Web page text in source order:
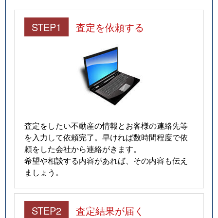
STEP1 査定を依頼する
査定をしたい不動産の情報とお客様の連絡先等
を入力して依頼完了。早ければ数時間程度で依
頼をした会社から連絡がきます。
希望や相談する内容があれば、その内容も伝え
ましょう。
STEP2 査定結果が届く